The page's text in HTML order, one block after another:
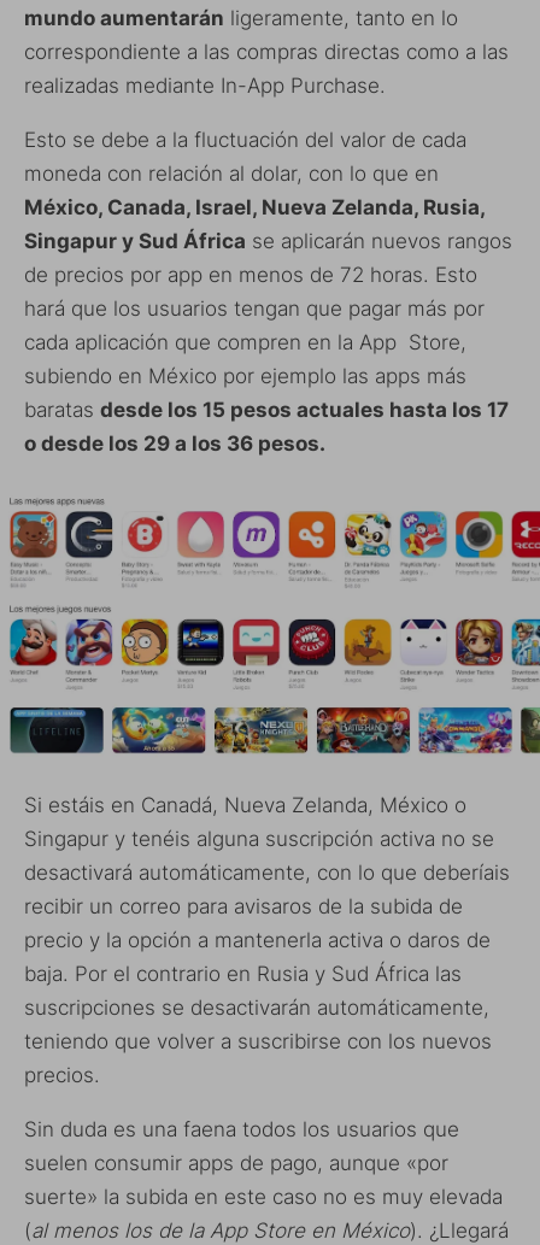
mundo aumentarán ligeramente, tanto en lo
correspondiente a las compras directas como a las
realizadas mediante In-App Purchase.
Esto se debe a la fluctuación del valor de cada
moneda con relación al dolar, con lo que en
México, Canada, Israel, Nueva Zelanda, Rusia,
Singapur y Sud África se aplicarán nuevos rangos
de precios por app en menos de 72 horas. Esto
hará que los usuarios tengan que pagar más por
cada aplicación que compren en la App Store,
subiendo en México por ejemplo las apps más
baratas desde los 15 pesos actuales hasta los 17
o desde los 29 a los 36 pesos.
Si estáis en Canadá, Nueva Zelanda, México o
Singapur y tenéis alguna suscripción activa no se
desactivará automáticamente, con lo que deberíais
recibir un correo para avisaros de la subida de
precio y la opción a mantenerla activa o daros de
baja. Por el contrario en Rusia y Sud África las
suscripciones se desactivarán automáticamente,
teniendo que volver a suscribirse con los nuevos
precios.
Sin duda es una faena todos los usuarios que
suelen consumir apps de pago, aunque «por
suerte» la subida en este caso no es muy elevada
(al menos los de la App Store en México). ¿Llegará